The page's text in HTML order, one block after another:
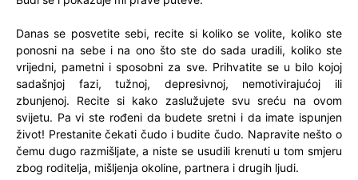
Danas se posvetite sebi, recite si koliko se volite, koliko ste
ponosni na sebe i na ono što ste do sada uradili, koliko ste
vrijedni, pametni i sposobni za sve. Prihvatite se u bilo kojoj
sadašnjoj fazi, tužnoj, depresivnoj, nemotivirajućoj ili
zbunjenoj. Recite si kako zaslužujete svu sreću na ovom
svijetu. Pa vi ste rođeni da budete sretni i da imate ispunjen
život! Prestanite čekati čudo i budite čudo. Napravite nešto o
čemu dugo razmišljate, a niste se usudili krenuti u tom smjeru
zbog roditelja, mišljenja okoline, partnera i drugih ljudi.